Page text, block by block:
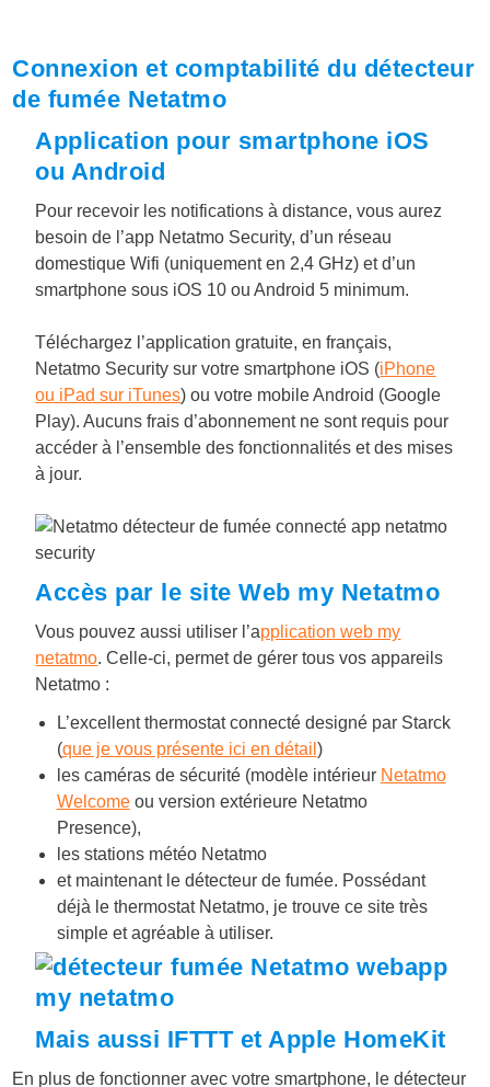
Connexion et comptabilité du détecteur
de fumée Netatmo
Application pour smartphone iOS
ou Android
Pour recevoir les notifications à distance, vous aurez
besoin de l’app Netatmo Security, d’un réseau
domestique Wifi (uniquement en 2,4 GHz) et d’un
smartphone sous iOS 10 ou Android 5 minimum.
Téléchargez l’application gratuite, en français,
Netatmo Security sur votre smartphone iOS (iPhone
ou iPad sur iTunes) ou votre mobile Android (Google
Play). Aucuns frais d’abonnement ne sont requis pour
accéder à l’ensemble des fonctionnalités et des mises
à jour.
Accès par le site Web my Netatmo
Vous pouvez aussi utiliser l’application web my
netatmo. Celle-ci, permet de gérer tous vos appareils
Netatmo :
L’excellent thermostat connecté designé par Starck
(que je vous présente ici en détail )
les caméras de sécurité (modèle intérieur Netatmo
Welcomeou version extérieure Netatmo
Presence),
les stations météo Netatmo
et maintenant le détecteur de fumée. Possédant
déjà le thermostat Netatmo, je trouve ce site très
simple et agréable à utiliser.
Mais aussi IFTTT et Apple HomeKit
En plus de fonctionner avec votre smartphone, le détecteur